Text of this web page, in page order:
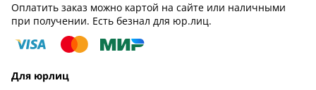
Оплатить заказ можно картой на сайте или наличными
при получении. Есть безнал для юр.лиц.
Для юрлиц